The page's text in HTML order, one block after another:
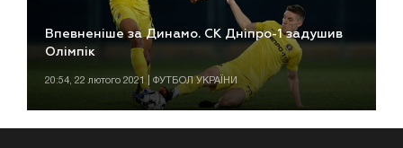
Впевненіше за Динамо. СК Дніпро-1 задушив
Олімпік
20:54, 22 лютого 2021 | ФУТБОЛ УКРАЇНИ